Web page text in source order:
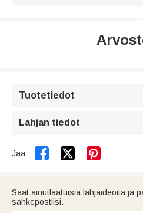
Tuotetiedot
Lahjan tiedot
Jaa:  
Saat ainutlaatuisia lahjaideoita ja
sähköpostiisi.